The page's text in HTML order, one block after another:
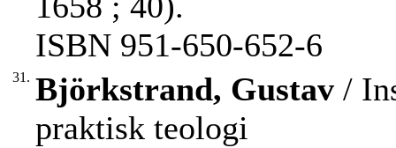
ISBN 951-650-652-6
31. Björkstrand, Gustav /
praktisk teologi